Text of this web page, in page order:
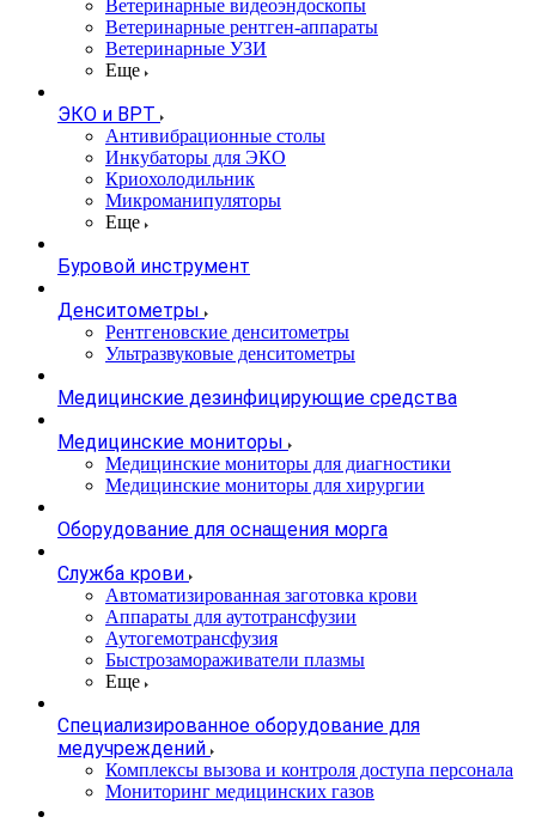
Ветеринарные видеоэндоскопы
Ветеринарные рентген-аппараты
Ветеринарные УЗИ
Еще
ЭКО и ВРТ
Антивибрационные столы
Инкубаторы для ЭКО
Криохолодильник
Микроманипуляторы
Еще
Буровой инструмент
Денситометры
Рентгеновские денситометры
Ультразвуковые денситометры
Медицинские дезинфицирующие средства
Медицинские мониторы
Медицинские мониторы для диагностики
Медицинские мониторы для хирургии
Оборудование для оснащения морга
Служба крови
Автоматизированная заготовка крови
Аппараты для аутотрансфузии
Аутогемотрансфузия
Быстрозамораживатели плазмы
Еще
Специализированное оборудование для
медучреждений
Комплексы вызова и контроля доступа персонала
Мониторинг медицинских газов